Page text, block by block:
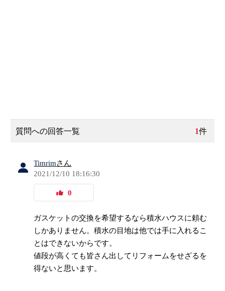
質問への回答一覧 1件
Timrimさん
2021/12/10 18:16:30
0
ガスケットの交換を希望するなら積水ハウスに頼む
しかありません。積水の目地は他では手に入れるこ
とはできないからです。
値段が高くても皆さん出してリフォームをせざるを
得ないと思います。